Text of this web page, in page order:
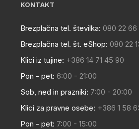
KONTAKT
Brezplačna tel. številka: 080 22 66
Brezplačna tel. št. eShop: 080 22
Klici iz tujine: +386 14 71 45 90
Pon - pet: 6:00 - 21:00
Sob, ned in prazniki: 7:00 - 20:00
Klici za pravne osebe: +386 1 58
Pon - pet: 7:00 - 15:00